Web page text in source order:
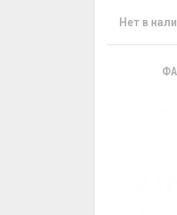
Нет в